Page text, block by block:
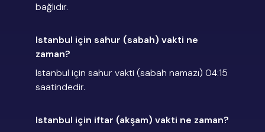
bağlıdır.
Istanbul için sahur (sabah) vakti ne
zaman?
Istanbul için sahur vakti (sabah namazı) 04:15
saatindedir.
Istanbul için iftar (akşam) vakti ne zaman?